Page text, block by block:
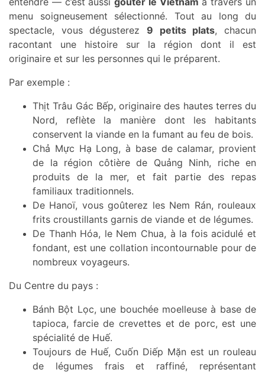
menu soigneusement sélectionné. Tout au long du
spectacle, vous dégusterez 9 petits plats, chacun
racontant une histoire sur la région dont il est
originaire et sur les personnes qui le préparent.
Par exemple :
Thịt Trâu Gác Bếp, originaire des hautes terres du
Nord, reflète la manière dont les habitants
conservent la viande en la fumant au feu de bois.
Chả Mực Hạ Long, à base de calamar, provient
de la région côtière de Quảng Ninh, riche en
produits de la mer, et fait partie des repas
familiaux traditionnels.
De Hanoï, vous goûterez les Nem Rán, rouleaux
frits croustillants garnis de viande et de légumes.
De Thanh Hóa, le Nem Chua, à la fois acidulé et
fondant, est une collation incontournable pour de
nombreux voyageurs.
Du Centre du pays :
Bánh Bột Lọc, une bouchée moelleuse à base de
tapioca, farcie de crevettes et de porc, est une
spécialité de Huế.
Toujours de Huế, Cuốn Diếp Mặn est un rouleau
de légumes frais et raffiné, représentant